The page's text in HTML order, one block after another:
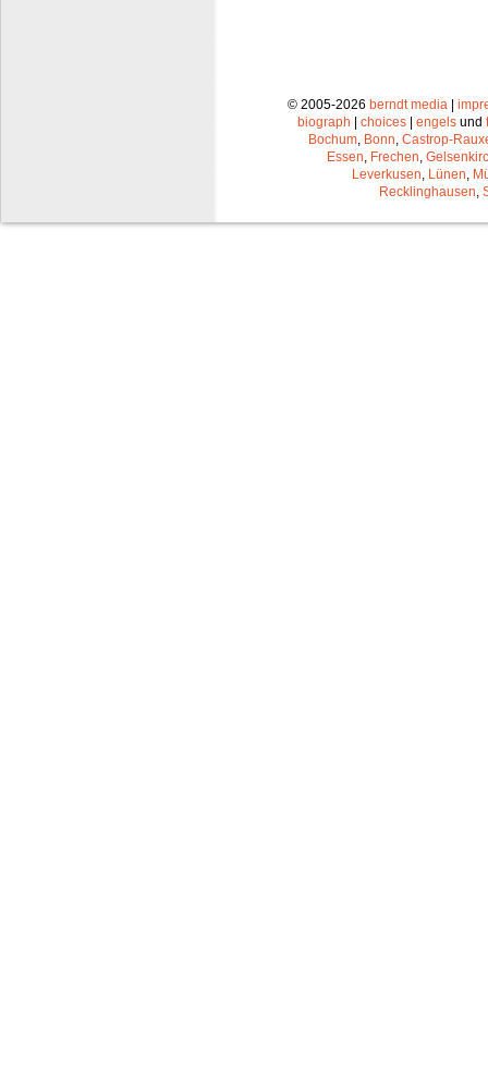
© 2005-2026 berndt media|
biograph
choices engels und
Bochum, Bonn, Castrop-
Essen, Frechen,
Leverkusen, Lünen,
Recklinghausen,